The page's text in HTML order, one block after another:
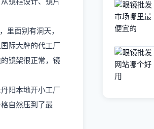
里面别有洞天，
际大牌的代工厂
镜架很正常，镜
阳本地开小工厂
自然压到了最